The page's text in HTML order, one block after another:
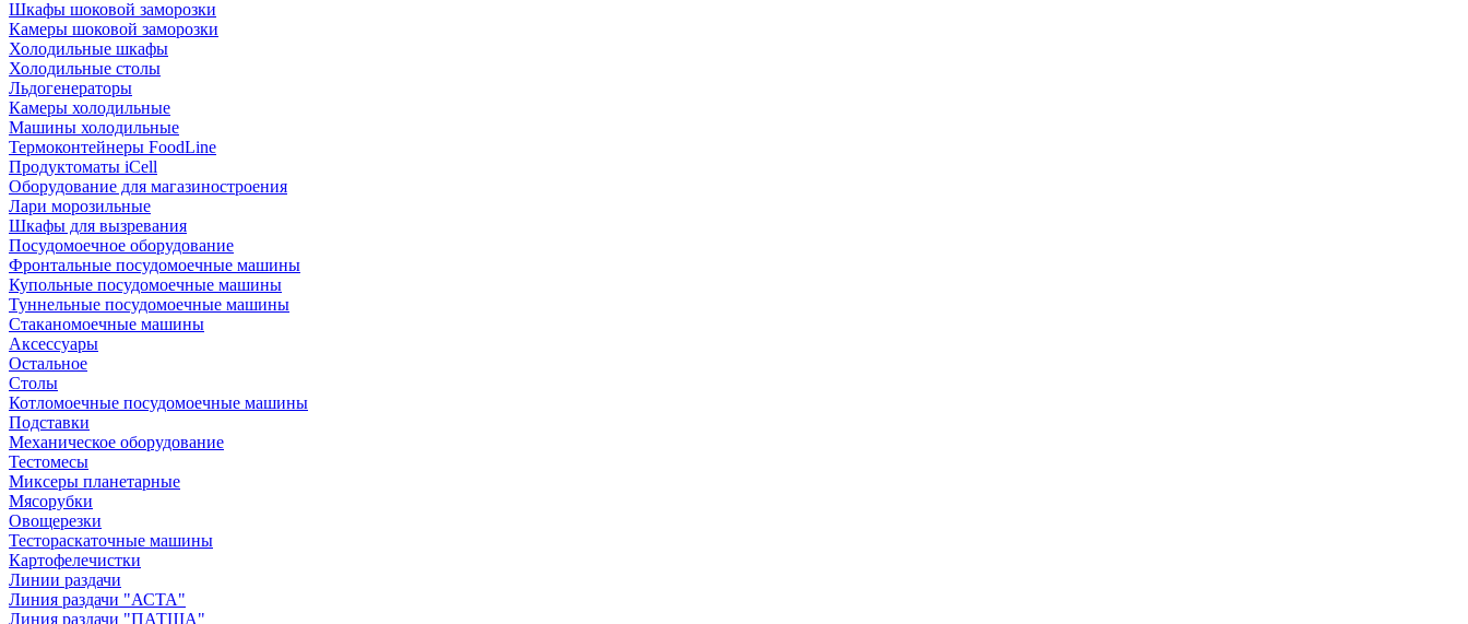
Шкафы шоковой заморозки
Камеры шоковой заморозки
Холодильные шкафы
Холодильные столы
Льдогенераторы
Камеры холодильные
Машины холодильные
Термоконтейнеры FoodLine
Продуктоматы iCell
Оборудование для магазиностроения
Лари морозильные
Шкафы для вызревания
Посудомоечное оборудование
Фронтальные посудомоечные машины
Купольные посудомоечные машины
Туннельные посудомоечные машины
Стаканомоечные машины
Аксессуары
Остальное
Столы
Котломоечные посудомоечные машины
Подставки
Механическое оборудование
Тестомесы
Миксеры планетарные
Мясорубки
Овощерезки
Тестораскаточные машины
Картофелечистки
Линии раздачи
Линия раздачи "АСТА"
Линия раздачи "ПАТША"